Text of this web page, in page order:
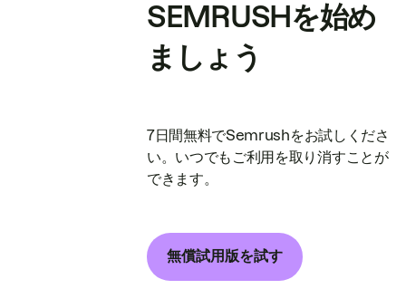
SEMRUSHを始め
ましょう
7日間無料でSemrushをお試しくださ
い。いつでもご利用を取り消すことが
できます。
無償試用版を試す